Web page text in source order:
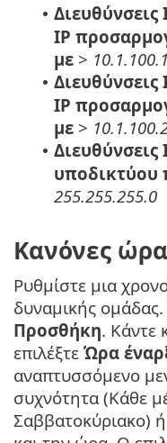
• Διευθύνσεις
IP
με > 10.1.100.1
• Διευθύνσεις
IP
με >
• Διευθύνσεις
υποδικτύου
255.255.255.0
Κανόνες
Ρυθμίστε μια
δυναμικής ομάδας.
Προσθήκη. Κάντε
επιλέξτε Ώρα
αναπτυσσόμενο
συχνότητα (Κάθε
Σαββατοκύριακο)